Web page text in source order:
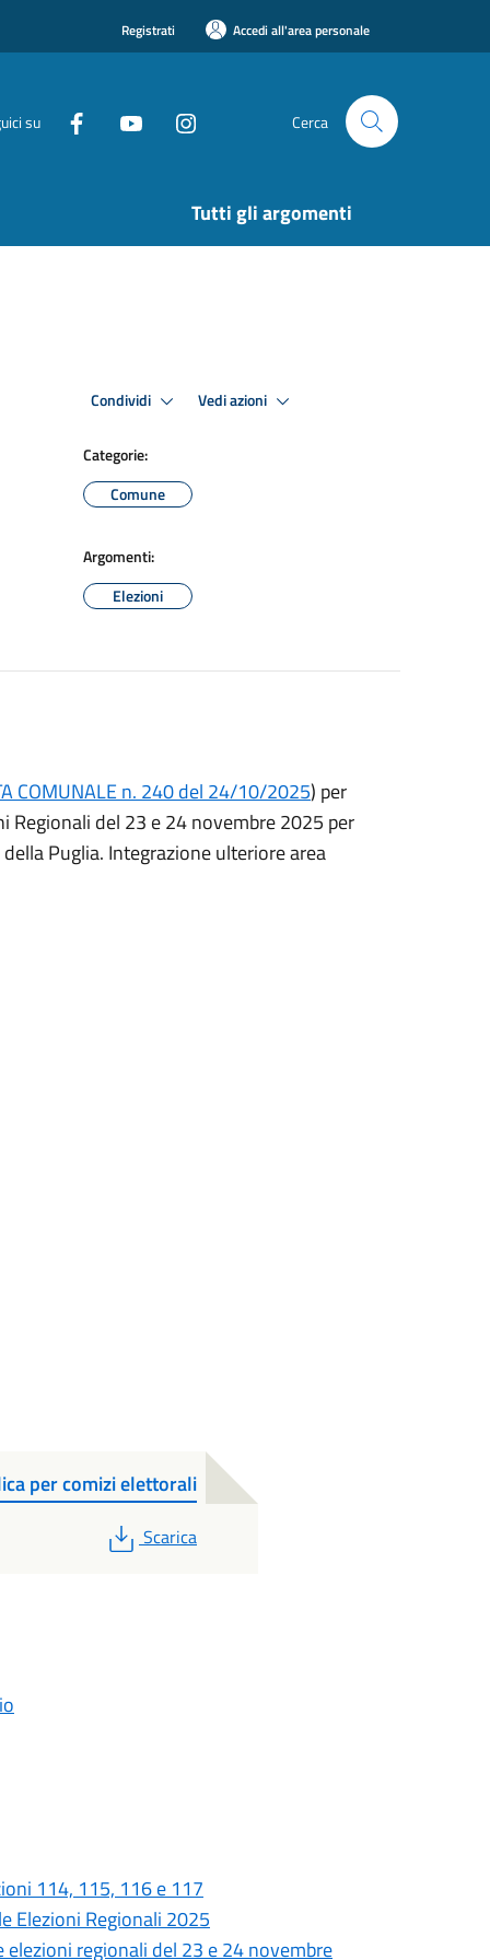
Registrati Accedi all'area personale
su Cerca
Tutti gli argomenti
Condividi Vedi azioni
Categorie:
Comune
Argomenti:
Elezioni
COMUNALE n. 240 del 24/10/2025) per
del 23 e 24 novembre 2025 per
Puglia. Integrazione ulteriore area
per comizi elettorali
PDF
Scarica
114, 115, 116 e 117
Elezioni Regionali 2025
regionali del 23 e 24 novembre